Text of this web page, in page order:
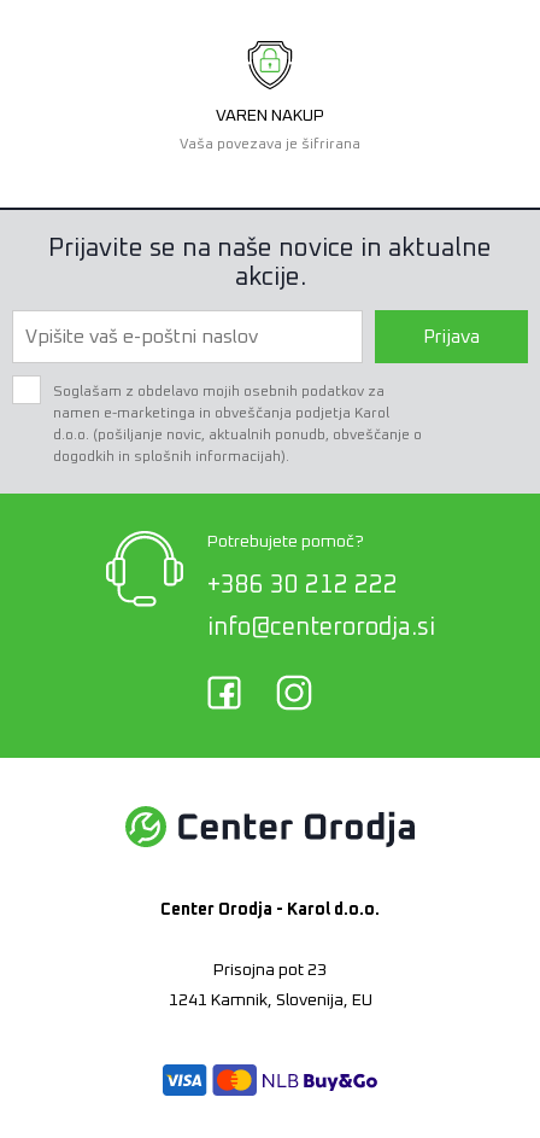
VAREN NAKUP
Vaša povezava je šifrirana
Prijavite se na naše novice in aktualne
akcije.
Prijava
Soglašam z obdelavo mojih osebnih podatkov za
namen e-marketinga in obveščanja podjetja Karol
d.o.o. (pošiljanje novic, aktualnih ponudb, obveščanje o
dogodkih in splošnih informacijah).
Potrebujete pomoč?
+386 30 212 222
info@centerorodja.si
Center Orodja - Karol d.o.o.
Prisojna pot 23
1241 Kamnik, Slovenija, EU